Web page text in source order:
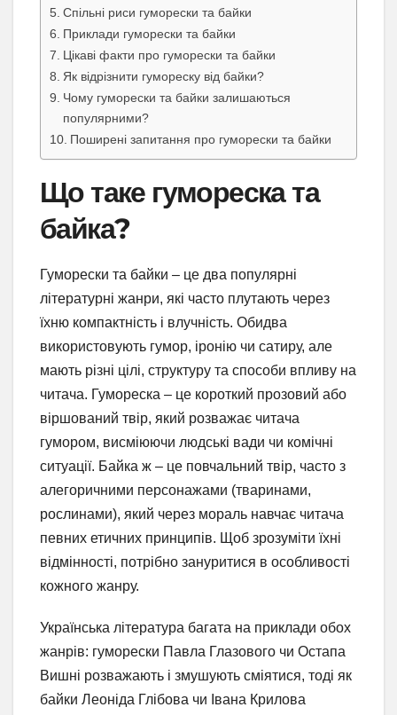
Спільні риси гуморески та байки
Приклади гуморески та байки
Цікаві факти про гуморески та байки
Як відрізнити гумореску від байки?
Чому гуморески та байки залишаються
популярними?
Поширені запитання про гуморески та байки
Що таке гумореска та
байка?
Гуморески та байки – це два популярні
літературні жанри, які часто плутають через
їхню компактність і влучність. Обидва
використовують гумор, іронію чи сатиру, але
мають різні цілі, структуру та способи впливу на
читача. Гумореска – це короткий прозовий або
віршований твір, який розважає читача
гумором, висміюючи людські вади чи комічні
ситуації. Байка ж – це повчальний твір, часто з
алегоричними персонажами (тваринами,
рослинами), який через мораль навчає читача
певних етичних принципів. Щоб зрозуміти їхні
відмінності, потрібно зануритися в особливості
кожного жанру.
Українська література багата на приклади обох
жанрів: гуморески Павла Глазового чи Остапа
Вишні розважають і змушують сміятися, тоді як
байки Леоніда Глібова чи Івана Крилова